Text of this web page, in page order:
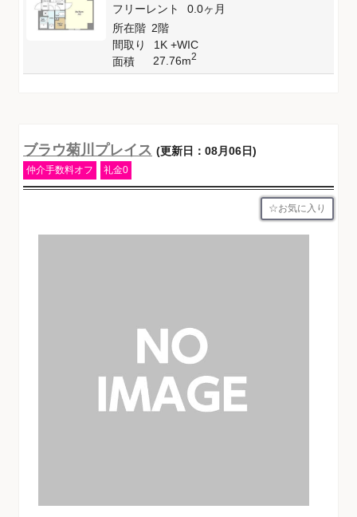
フリーレント
0.0ヶ月
所在階 2階
間取り
1K +WIC
面積
27.76m2
ブラウ菊川プレイス (更新日：08月06日)
仲介手数料オフ 礼金0
お気に入り